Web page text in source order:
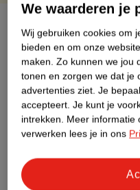
Over dit product
Productinformatie
Etiketinformatie
Nature Impact Score
Dit
We waarderen je
Wij gebruiken cookies om
bieden en om onze
maken. Zo kunnen we jou
tonen en zorgen we dat je
advertenties ziet. Je
accepteert. Je kunt je
intrekken. Meer informatie
verwerken lees je in ons